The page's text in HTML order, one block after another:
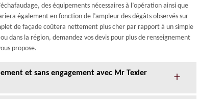
des équipements nécessaires à l’opération ainsi que
également en fonction de l’ampleur des dégâts observés sur
de façade coûtera nettement plus cher par rapport à un simple
dans la région, demandez vos devis pour plus de renseignement
propose.
et sans engagement avec Mr Texier